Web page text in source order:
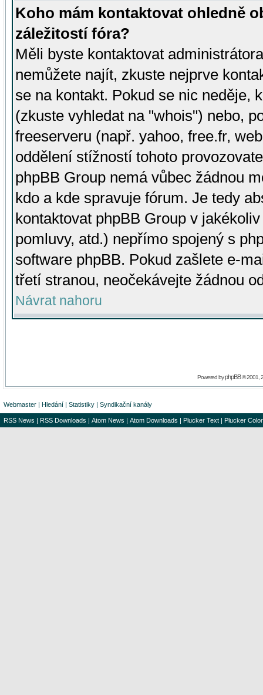
Koho mám kontaktovat ohledně
záležitostí fóra?
Měli byste kontaktovat
nemůžete najít, zkuste nejprve
se na kontakt. Pokud se nic neděje,
(zkuste vyhledat na "whois") nebo,
freeserveru (např. yahoo, free.fr,
oddělení stížností tohoto
phpBB Group nemá vůbec žádnou
kdo a kde spravuje fórum. Je tedy
kontaktovat phpBB Group v
pomluvy, atd.) nepřímo spojený s
software phpBB. Pokud zašlete e-
třetí stranou, neočekávejte žádnou
Návrat nahoru
Powered byphpBB© 2001,
Webmaster | Hledání | Statistiky | Syndikační kanály
RSS News | RSS Downloads | Atom News | Atom Downloads | Plucker Text | Plucker Color